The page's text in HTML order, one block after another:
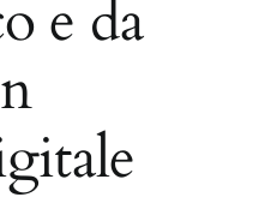
e da